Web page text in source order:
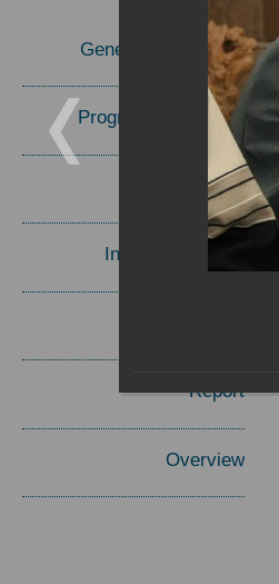
General Information
Program Committee
Topics
Invited Speakers
Report
Overview